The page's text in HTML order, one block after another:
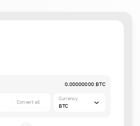
0.00000000 BTC
Convert all
Currency
BTC